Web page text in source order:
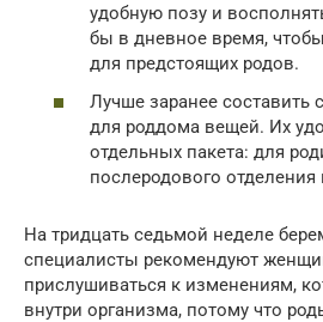
удобную позу и
бы в дневное время,
для предстоящих родов.
Лучше заранее составить
для роддома вещей. Их
отдельных пакета: для
послеродового
На тридцать седьмой неделе
специалисты рекомендуют
прислушиваться к изменениям,
внутри организма, потому что